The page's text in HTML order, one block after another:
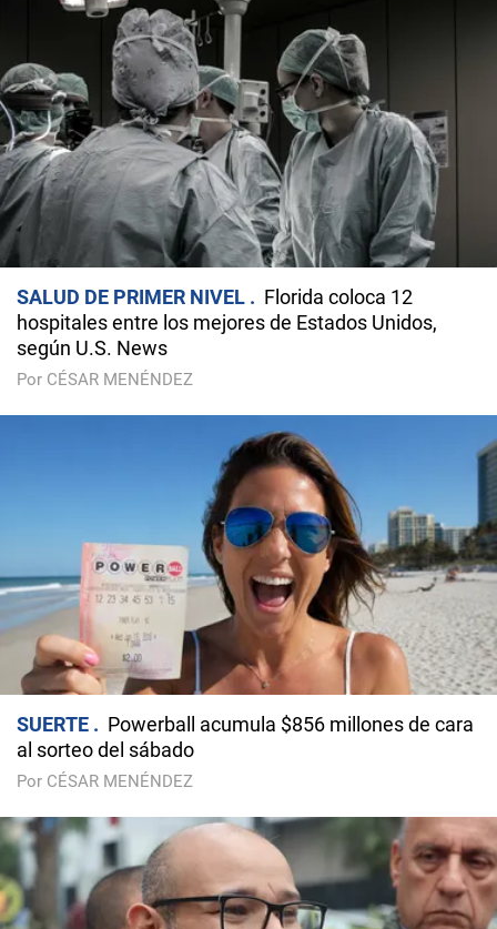
SALUD DE PRIMER NIVEL
Florida coloca 12
hospitales entre los mejores de Estados Unidos,
según U.S. News
Por CÉSAR MENÉNDEZ
SUERTE
Powerball acumula $856 millones de cara
al sorteo del sábado
Por CÉSAR MENÉNDEZ